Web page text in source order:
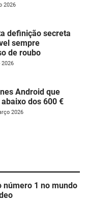
2026
definição secreta
sempre
de roubo
2026
Android que
dos 600 €
2026
número 1 no mundo